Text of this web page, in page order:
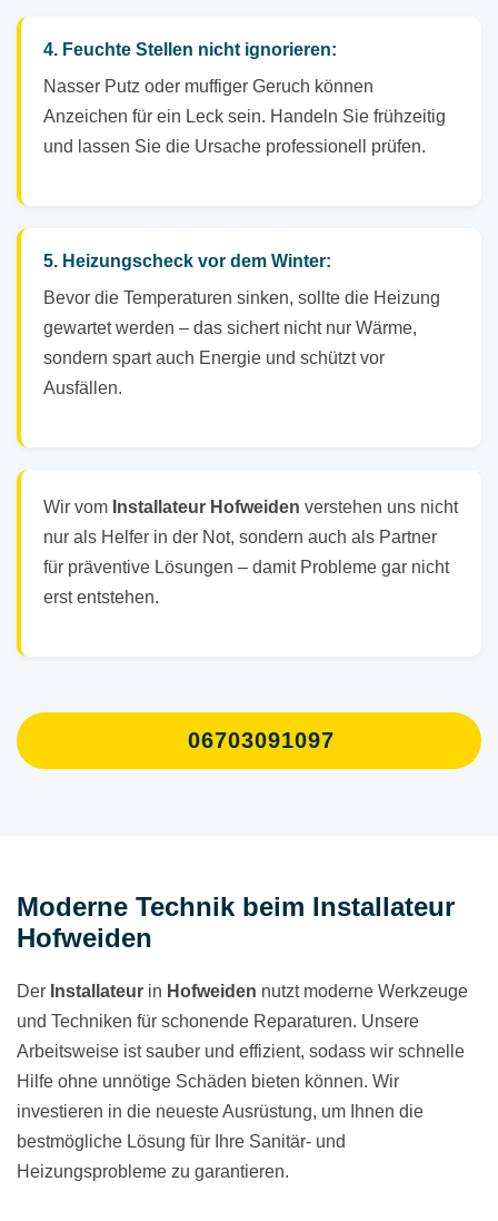
4. Feuchte Stellen nicht ignorieren:
Nasser Putz oder muffiger Geruch können
Anzeichen für ein Leck sein. Handeln Sie frühzeitig
und lassen Sie die Ursache professionell prüfen.
5. Heizungscheck vor dem Winter:
Bevor die Temperaturen sinken, sollte die Heizung
gewartet werden – das sichert nicht nur Wärme,
sondern spart auch Energie und schützt vor
Ausfällen.
Wir vom Installateur Hofweiden verstehen uns nicht
nur als Helfer in der Not, sondern auch als Partner
für präventive Lösungen – damit Probleme gar nicht
erst entstehen.
06703091097
Moderne Technik beim Installateur
Hofweiden
Der Installateur in Hofweiden nutzt moderne Werkzeuge
und Techniken für schonende Reparaturen. Unsere
Arbeitsweise ist sauber und effizient, sodass wir schnelle
Hilfe ohne unnötige Schäden bieten können. Wir
investieren in die neueste Ausrüstung, um Ihnen die
bestmögliche Lösung für Ihre Sanitär- und
Heizungsprobleme zu garantieren.